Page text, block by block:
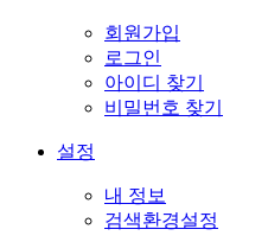
회원가입
로그인
아이디 찾기
비밀번호 찾기
설정
내 정보
검색환경설정